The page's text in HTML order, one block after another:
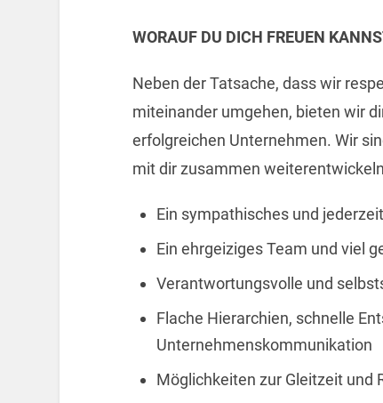
WORAUF DU DICH FREUEN
Neben der Tatsache, dass wir
miteinander umgehen, bieten wir
erfolgreichen Unternehmen. Wir
mit dir zusammen
Ein sympathisches und
Ein ehrgeiziges Team und viel
Verantwortungsvolle und
Flache Hierarchien, schnelle
Unternehmenskommunikation
Möglichkeiten zur Gleitzeit und